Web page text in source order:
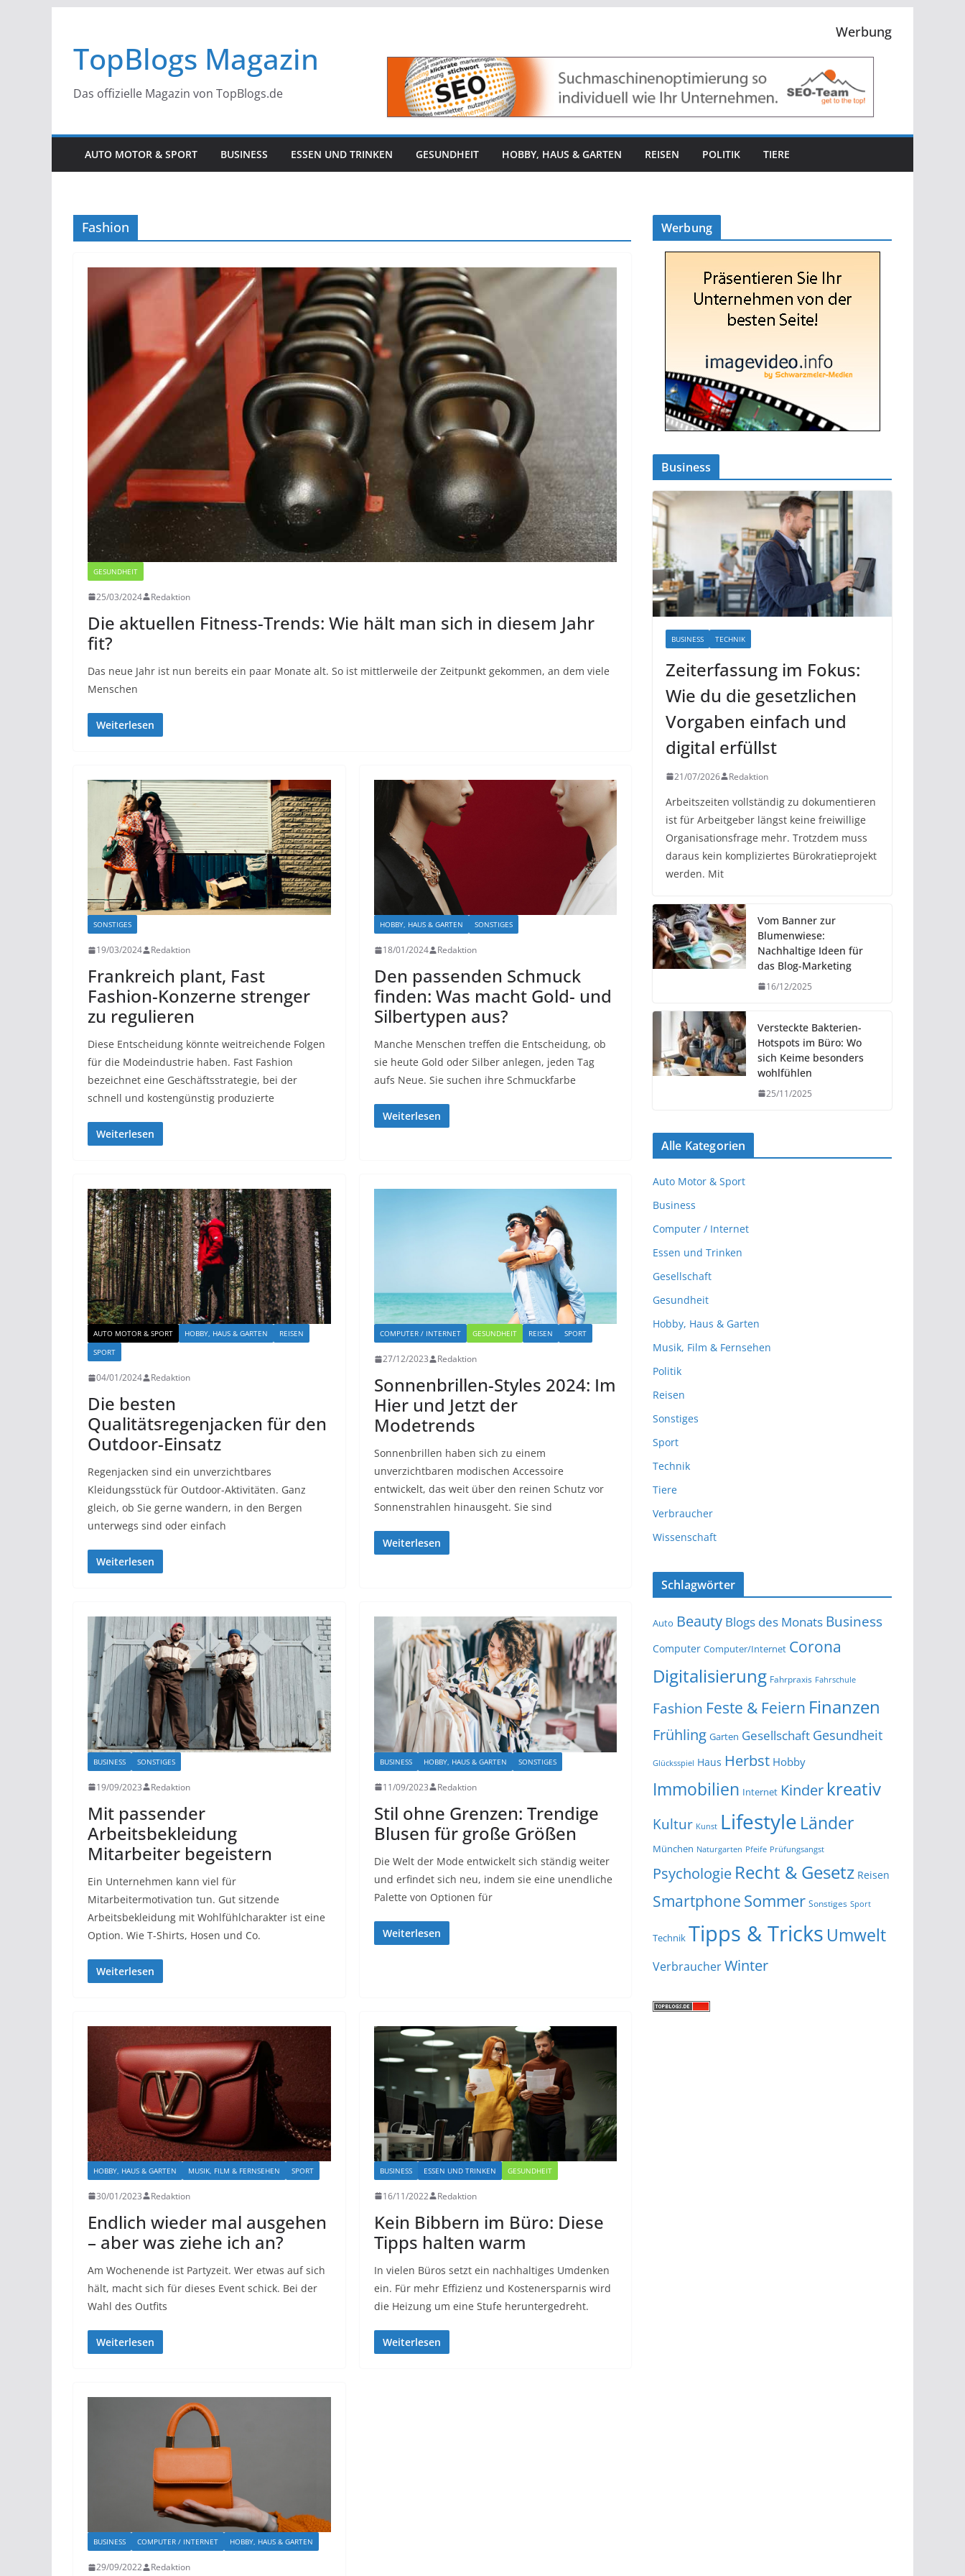
springen
TopBlogs Magazin
Das offizielle Magazin von TopBlogs.de
Werbung
AUTO MOTOR & SPORT BUSINESS ESSEN UND TRINKEN GESUNDHEIT HOBBY, HAUS & GARTEN REISEN POLITIK TIERE
Fashion
GESUNDHEIT
25/03/2024 Redaktion
Die aktuellen Fitness-Trends: Wie hält man sich in diesem Jahr
fit?
Das neue Jahr ist nun bereits ein paar Monate alt. So ist mittlerweile der Zeitpunkt gekommen, an dem viele
Menschen
Weiterlesen
SONSTIGES
19/03/2024 Redaktion
Frankreich plant, Fast
Fashion-Konzerne strenger
zu regulieren
Diese Entscheidung könnte weitreichende Folgen
für die Modeindustrie haben. Fast Fashion
bezeichnet eine Geschäftsstrategie, bei der
schnell und kostengünstig produzierte
Weiterlesen
HOBBY, HAUS & GARTEN SONSTIGES
18/01/2024 Redaktion
Den passenden Schmuck
finden: Was macht Gold- und
Silbertypen aus?
Manche Menschen treffen die Entscheidung, ob
sie heute Gold oder Silber anlegen, jeden Tag
aufs Neue. Sie suchen ihre Schmuckfarbe
Weiterlesen
AUTO MOTOR & SPORT HOBBY, HAUS & GARTEN
REISEN
SPORT
04/01/2024 Redaktion
Die besten
Qualitätsregenjacken für den
Outdoor-Einsatz
Regenjacken sind ein unverzichtbares
Kleidungsstück für Outdoor-Aktivitäten. Ganz
gleich, ob Sie gerne wandern, in den Bergen
unterwegs sind oder einfach
Weiterlesen
COMPUTER / INTERNET GESUNDHEIT REISEN SPORT
27/12/2023 Redaktion
Sonnenbrillen-Styles 2024: Im
Hier und Jetzt der
Modetrends
Sonnenbrillen haben sich zu einem
unverzichtbaren modischen Accessoire
entwickelt, das weit über den reinen Schutz vor
Sonnenstrahlen hinausgeht. Sie sind
Weiterlesen
BUSINESS SONSTIGES
19/09/2023 Redaktion
Mit passender
Arbeitsbekleidung
Mitarbeiter begeistern
Ein Unternehmen kann viel für
Mitarbeitermotivation tun. Gut sitzende
Arbeitsbekleidung mit Wohlfühlcharakter ist eine
Option. Wie T-Shirts, Hosen und Co.
Weiterlesen
BUSINESS HOBBY, HAUS & GARTEN SONSTIGES
11/09/2023 Redaktion
Stil ohne Grenzen: Trendige
Blusen für große Größen
Die Welt der Mode entwickelt sich ständig weiter
und erfindet sich neu, indem sie eine unendliche
Palette von Optionen für
Weiterlesen
HOBBY, HAUS & GARTEN MUSIK, FILM & FERNSEHEN SPORT
30/01/2023 Redaktion
Endlich wieder mal ausgehen
– aber was ziehe ich an?
Am Wochenende ist Partyzeit. Wer etwas auf sich
hält, macht sich für dieses Event schick. Bei der
Wahl des Outfits
Weiterlesen
BUSINESS ESSEN UND TRINKEN GESUNDHEIT
16/11/2022 Redaktion
Kein Bibbern im Büro: Diese
Tipps halten warm
In vielen Büros setzt ein nachhaltiges Umdenken
ein. Für mehr Effizienz und Kostenersparnis wird
die Heizung um eine Stufe heruntergedreht.
Weiterlesen
BUSINESS COMPUTER / INTERNET HOBBY, HAUS & GARTEN
29/09/2022 Redaktion
Werbung
Business
BUSINESS TECHNIK
Zeiterfassung im Fokus:
Wie du die gesetzlichen
Vorgaben einfach und
digital erfüllst
21/07/2026 Redaktion
Arbeitszeiten vollständig zu dokumentieren
ist für Arbeitgeber längst keine freiwillige
Organisationsfrage mehr. Trotzdem muss
daraus kein kompliziertes Bürokratieprojekt
werden. Mit
Vom Banner zur
Blumenwiese:
Nachhaltige Ideen für
das Blog-Marketing
16/12/2025
Versteckte Bakterien-
Hotspots im Büro: Wo
sich Keime besonders
wohlfühlen
25/11/2025
Alle Kategorien
Auto Motor & Sport
Business
Computer / Internet
Essen und Trinken
Gesellschaft
Gesundheit
Hobby, Haus & Garten
Musik, Film & Fernsehen
Politik
Reisen
Sonstiges
Sport
Technik
Tiere
Verbraucher
Wissenschaft
Schlagwörter
Auto Beauty Blogs des Monats Business
Computer Computer/Internet Corona
Digitalisierung Fahrpraxis Fahrschule
Fashion Feste & Feiern Finanzen
Frühling Garten Gesellschaft Gesundheit
Glücksspiel Haus Herbst Hobby
Immobilien Internet Kinder kreativ
Kultur Kunst Lifestyle Länder
München Naturgarten Pfeife Prüfungsangst
Psychologie Recht & Gesetz Reisen
Smartphone Sommer Sonstiges Sport
Technik Tipps & Tricks Umwelt
VerbraucherWinter